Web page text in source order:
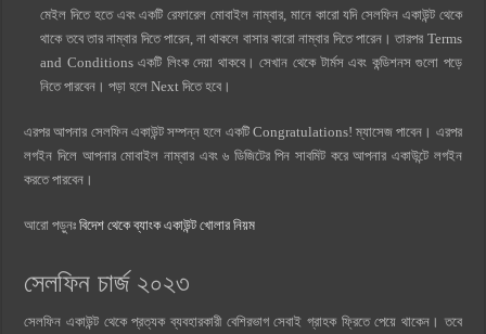
মেইল দিতে হতে এবং একটি রেফারেল মোবাইল নাম্বার, মানে কারো যদি সেলফিন একাউন্ট থেকে
থাকে তবে তার নাম্বার দিতে পারেন, না থাকলে বাসার কারো নাম্বার দিতে পারেন। তারপর Terms
and Conditions একটি লিংক দেয়া থাকবে। সেখান থেকে টার্মস এবং কন্ডিশনস গুলো পড়ে
নিতে পারবেন। পড়া হলে Next দিতে হবে।
এরপর আপনার সেলফিন একাউন্ট সম্পন্ন হলে একটি Congratulations! ম্যাসেজ পাবেন। এরপর
লগইন দিলে আপনার মোবাইল নাম্বার এবং ৬ ডিজিটের পিন সাবমিট করে আপনার একাউন্টে লগইন
করতে পারবেন।
আরো পড়ুনঃবিদেশ থেকে ব্যাংক একাউন্ট খোলার নিয়ম
সেলফিন চার্জ ২০২৩
সেলফিন একাউন্ট থেকে প্রত্যক ব্যবহারকারী বেশিরভাগ সেবাই গ্রাহক ফ্রিতে পেয়ে থাকেন। তবে